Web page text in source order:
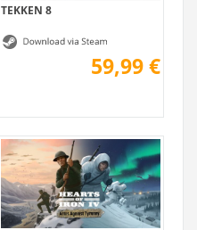
TEKKEN 8
59,99 €